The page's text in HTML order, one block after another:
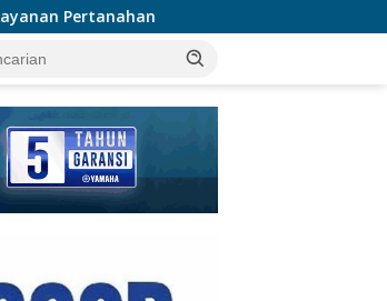
750 Tramadol dan 1.035 Hexymer Disita Polisi di